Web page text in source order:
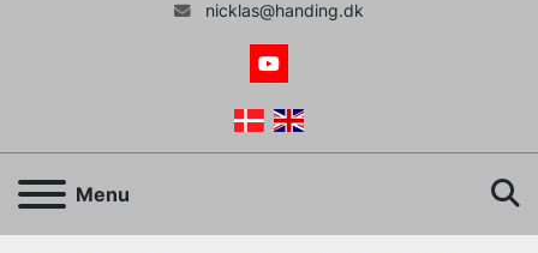
nicklas@handing.dk
youtube
Menu